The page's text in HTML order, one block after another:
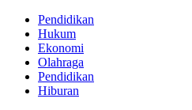
Pendidikan
Hukum
Ekonomi
Olahraga
Pendidikan
Hiburan